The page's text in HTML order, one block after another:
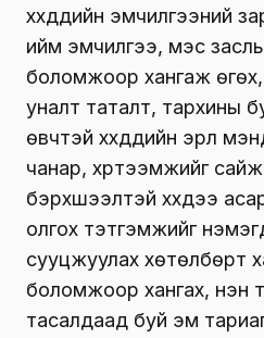
хүүхдүүдийн эмчилгээний
ийм эмчилгээ, мэс
боломжоор хангаж
уналт таталт, тархины
өвчтэй хүүхдүүдийн эрүүл
чанар, хүртээмжийг
бэрхшээлтэй хүүхдээ
олгох тэтгэмжийг
сууцжуулах хөтөлбөрт
боломжоор хангах, нэн
тасалдаад буй эм